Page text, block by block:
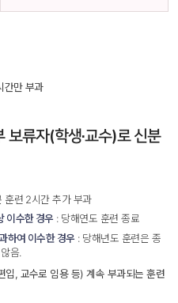
간만 부과
보류자(학생·교수)로 신분
훈련 2시간 추가 부과
이수한 경우 : 당해연도 훈련 종료
하여 이수한 경우 : 당해년도 훈련은 종
음.
입, 교수로 임용 등) 계속 부과되는 훈련